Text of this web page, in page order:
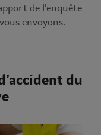
de l’enquête
envoyons.
du